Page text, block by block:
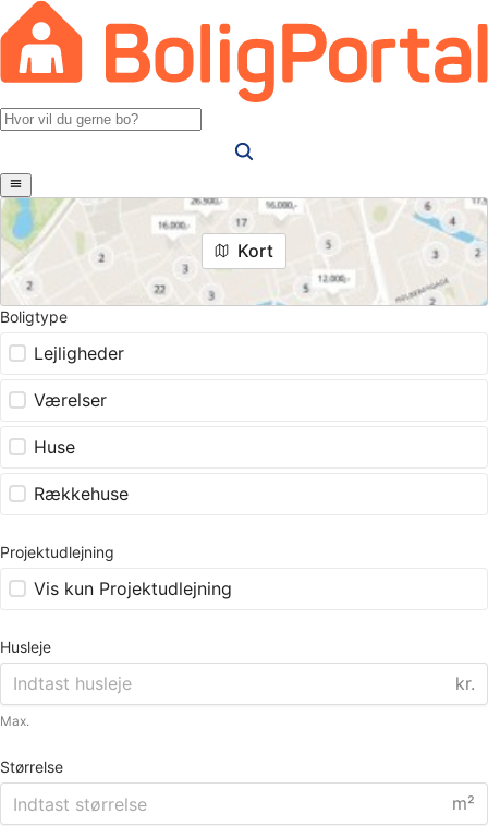
Kort
Boligtype
Lejligheder
Værelser
Huse
Rækkehuse
Projektudlejning
Vis kun Projektudlejning
Husleje
kr.
Max.
Størrelse
m²